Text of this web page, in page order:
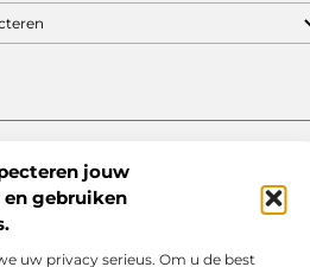
jouw
en gebruiken
uw privacy serieus. Om u de best
All Right Reserved.